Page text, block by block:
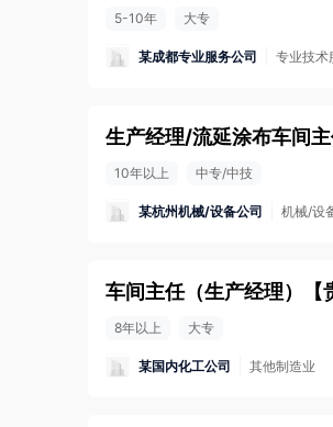
5-10年 大专
某成都专业服务公司 专业技术
生产经理/流延涂布车间
10年以上 中专/中技
某杭州机械/设备公司 机械/设
车间主任（生产经理） 【
8年以上 大专
某国内化工公司 其他制造业